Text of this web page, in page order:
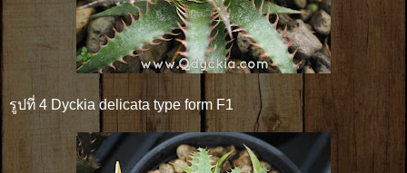
รูปที่ 4 Dyckia delicata type form F1